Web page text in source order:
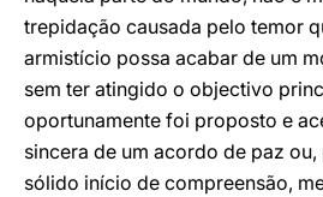
trepidação causada pelo temor
armistício possa acabar de um
sem ter atingido o objectivo
oportunamente foi proposto e
sincera de um acordo de paz
sólido início de compreensão,